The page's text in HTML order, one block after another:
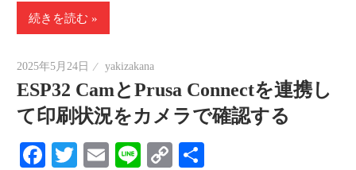
続きを読む
2025年5月24日 yakizakana
ESP32 CamとPrusa Connectを連携し
て印刷状況をカメラで確認する
Facebook
Twitter
EmailLineCopy